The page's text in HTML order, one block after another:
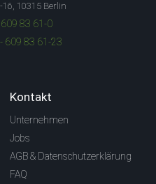
16, 10315 Berlin
83 61-0
609 83 61-23
Kontakt
Unternehmen
Jobs
AGB & Datenschutzerklärung
FAQ